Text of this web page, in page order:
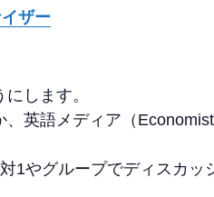
ザー
します。
英語メディア（
1やグループでディスカッ